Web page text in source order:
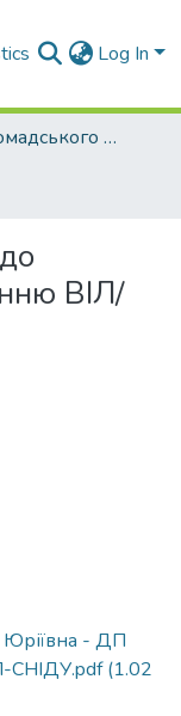
Log In
Кафедра громадського здоров'я та управління охороною здоров'я
ВІЛ/
- ДП
СНІДУ.pdf(1.02